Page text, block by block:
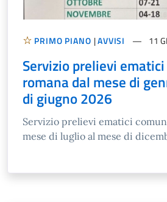
PRIMO PIANO |AVVISI 11
Servizio prelievi
romana dal mese di
di giugno 2026
Servizio prelievi ematici
mese di luglio al mese di